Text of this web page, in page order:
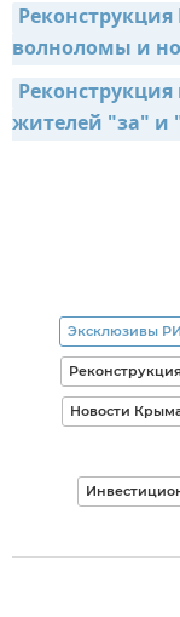
волноломы и
жителей "за" и
Эксклюзивы
Новости